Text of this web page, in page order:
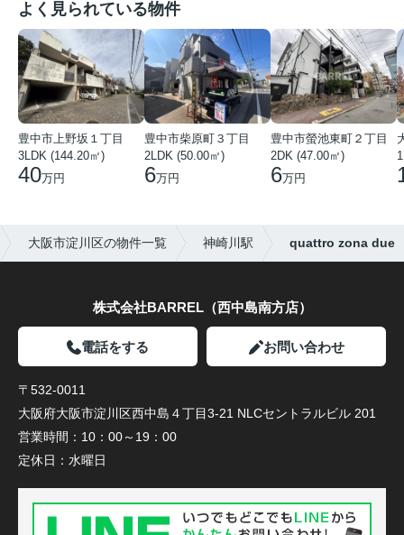
よく見られている物件
豊中市上野坂１丁目
3LDK (144.20㎡)
40万円
豊中市柴原町３丁目
2LDK (50.00㎡)
6万円
豊中市螢池東町２丁目
2DK (47.00㎡)
6万円
大阪市淀川区の物件一覧 神崎川駅 quattro zona due
株式会社BARREL（西中島南方店）
電話をする お問い合わせ
〒532-0011
大阪府大阪市淀川区西中島４丁目3-21 NLCセントラルビル 201
営業時間： 10：00～19：00
定休日： 水曜日